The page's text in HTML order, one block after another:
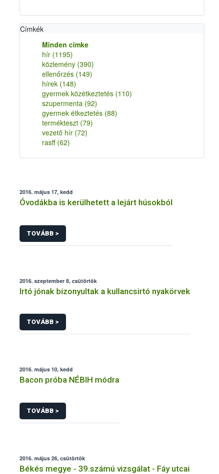
Címkék
Minden címke
hír (1195)
közlemény (390)
ellenőrzés (149)
hírek (148)
gyermek közétkeztetés (110)
szupermenta (92)
gyermek étkeztetés (88)
termékteszt (79)
vezető hír (72)
rasff (62)
2016. május 17, kedd
Óvodákba is kerülhetett a lejárt húsokból
TOVÁBB >
2016. szeptember 8, csütörtök
Irtó jónak bizonyultak a kullancsirtó nyakörvek
TOVÁBB >
2016. május 10, kedd
Bacon próba NÉBIH módra
TOVÁBB >
2016. május 26, csütörtök
Békés megye - 39.számú vizsgálat - Fáy utcai